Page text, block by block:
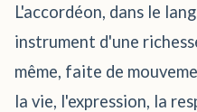
L'accordéon, dans le
instrument d'une
même, faite de
la vie, l'expression, la